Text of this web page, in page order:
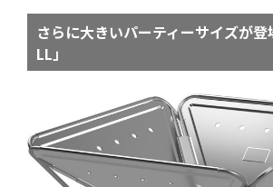
さらに大きいパーティーサイズが
LL」